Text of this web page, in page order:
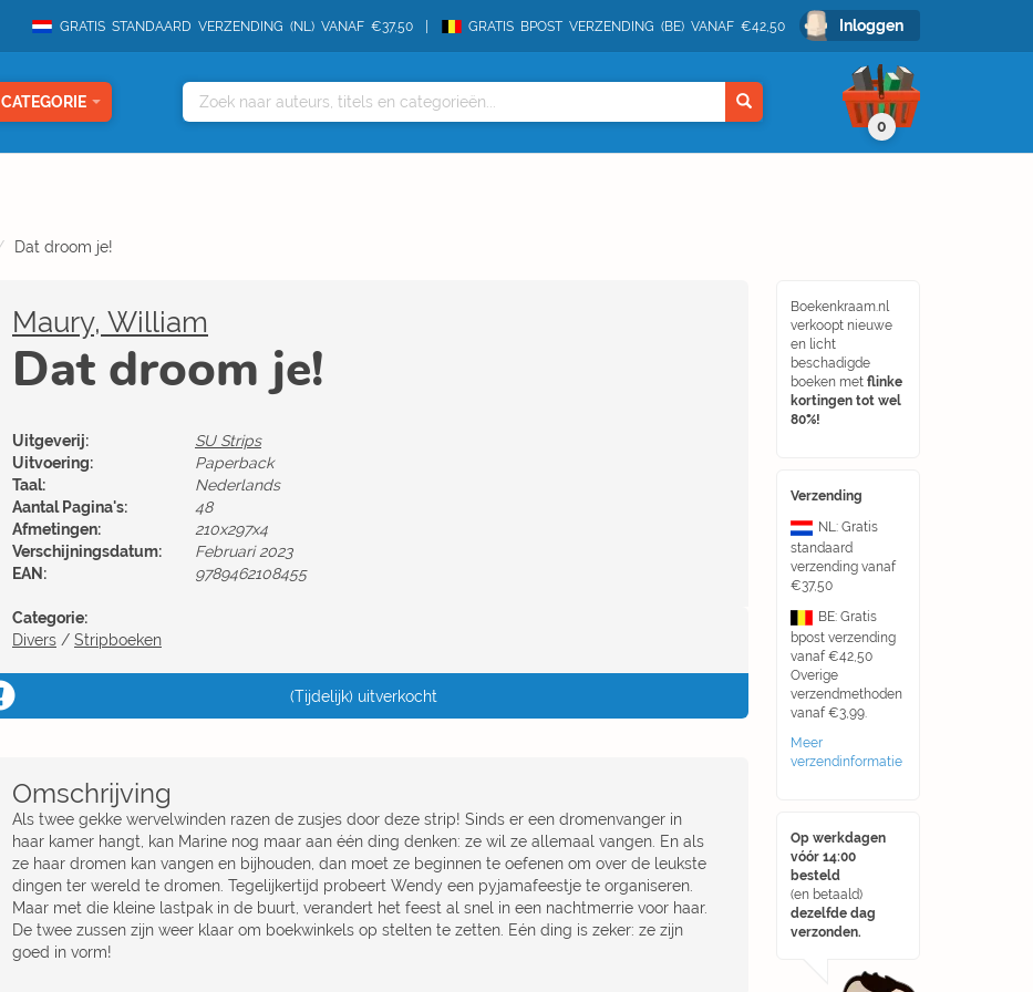
GRATIS STANDAARD VERZENDING (NL) VANAF €37,50 GRATIS BPOST VERZENDING (BE) VANAF €42,50 Inloggen
CATEGORIE
0
Dat droom je!
Boekenkraam.nl
verkoopt nieuwe
en licht
beschadigde
boeken met flinke
kortingen tot wel
80%!
Verzending
NL: Gratis
standaard
verzending vanaf
€37,50
BE: Gratis
bpost verzending
vanaf €42,50
Overige
verzendmethoden
vanaf €3,99.
Meer
verzendinformatie
Op werkdagen
vóór 14:00
besteld
(en betaald)
dezelfde dag
verzonden.
Maury, William
Dat droom je!
Uitgeverij:
SU Strips
Uitvoering:
Paperback
Taal:
Nederlands
Aantal Pagina's:
48
Afmetingen:
210x297x4
Verschijningsdatum:
Februari 2023
EAN:
9789462108455
Categorie:
Divers / Stripboeken
(Tijdelijk) uitverkocht
Omschrijving
Als twee gekke wervelwinden razen de zusjes door deze strip! Sinds er een dromenvanger in
haar kamer hangt, kan Marine nog maar aan één ding denken: ze wil ze allemaal vangen. En als
ze haar dromen kan vangen en bijhouden, dan moet ze beginnen te oefenen om over de leukste
dingen ter wereld te dromen. Tegelijkertijd probeert Wendy een pyjamafeestje te organiseren.
Maar met die kleine lastpak in de buurt, verandert het feest al snel in een nachtmerrie voor haar.
De twee zussen zijn weer klaar om boekwinkels op stelten te zetten. Eén ding is zeker: ze zijn
goed in vorm!